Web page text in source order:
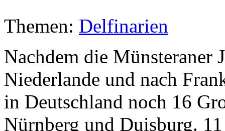
Themen: Delfinarien
Nachdem die Münsteraner
Niederlande und nach
in Deutschland noch 16
Nürnberg und Duisburg.